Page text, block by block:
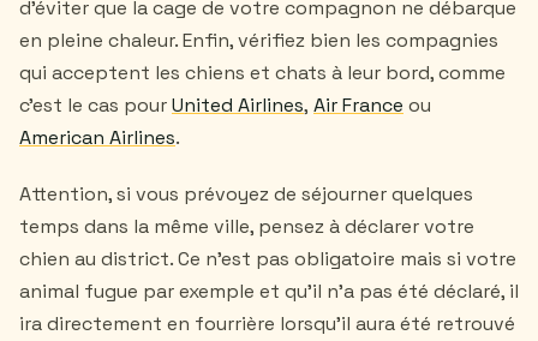
d’éviter que la cage de votre compagnon ne débarque
en pleine chaleur. Enfin, vérifiez bien les compagnies
qui acceptent les chiens et chats à leur bord, comme
c'est le cas pourUnited Airlines, Air France ou
American Airlines.
Attention, si vous prévoyez de séjourner quelques
temps dans la même ville, pensez à déclarer votre
chien au district. Ce n'est pas obligatoire mais si votre
animal fugue par exemple et qu'il n'a pas été déclaré, il
ira directement en fourrière lorsqu'il aura été retrouvé